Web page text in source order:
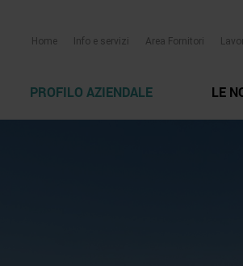
Home Info e servizi Area Fornitori
PROFILO AZIENDALE LE